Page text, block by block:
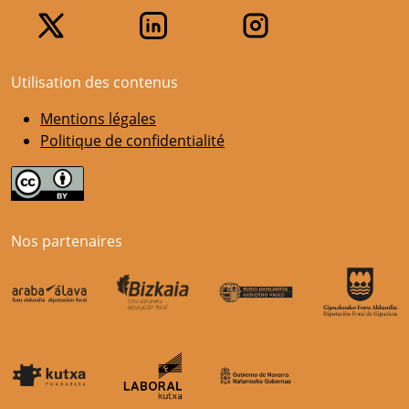
Utilisation des contenus
Mentions légales
Politique de confidentialité
Nos partenaires